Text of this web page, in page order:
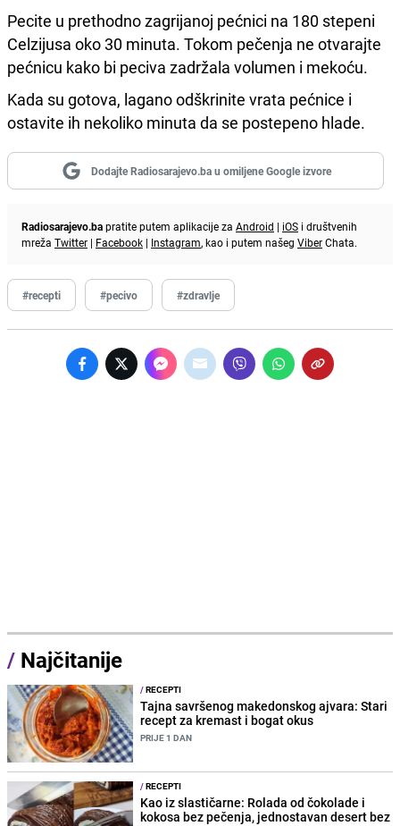
Pecite u prethodno zagrijanoj pećnici na 180 stepeni
Celzijusa oko 30 minuta. Tokom pečenja ne otvarajte
pećnicu kako bi peciva zadržala volumen i mekoću.
Kada su gotova, lagano odškrinite vrata pećnice i
ostavite ih nekoliko minuta da se postepeno hlade.
Dodajte Radiosarajevo.ba u omiljene Google izvore
Radiosarajevo.bapratite putem aplikacije za Android | iOS i društvenih
mreža Twitter | Facebook | Instagram, kao i putem našeg ViberChata.
#recepti #pecivo #zdravlje
/ Najčitanije
/RECEPTI
Tajna savršenog makedonskog ajvara: Stari
recept za kremast i bogat okus
PRIJE 1 DAN
/RECEPTI
Kao iz slastičarne: Rolada od čokolade i
kokosa bez pečenja, jednostavan desert bez